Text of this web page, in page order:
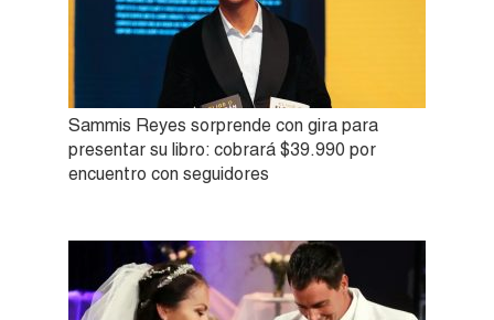
Sammis Reyes sorprende con gira para
presentar su libro: cobrará $39.990 por
encuentro con seguidores